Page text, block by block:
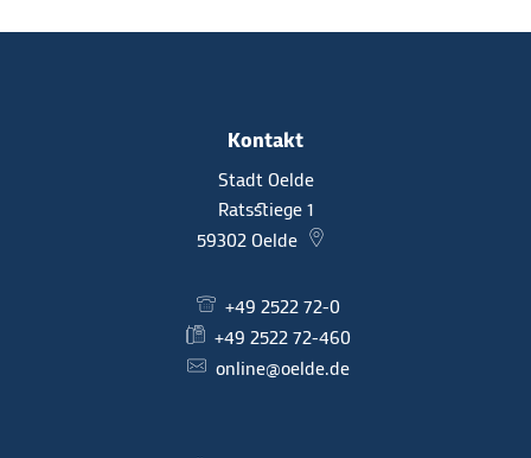
Kontakt
Stadt Oelde
Ratsstiege 1
59302 Oelde
+49 2522 72-0
+49 2522 72-460
online@oelde.de